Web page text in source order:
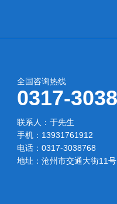
全国咨询热线
0317-
联系人：于先生‬
手机：13931761912
电话：0317-3038768
地址：沧州市交通大街11号